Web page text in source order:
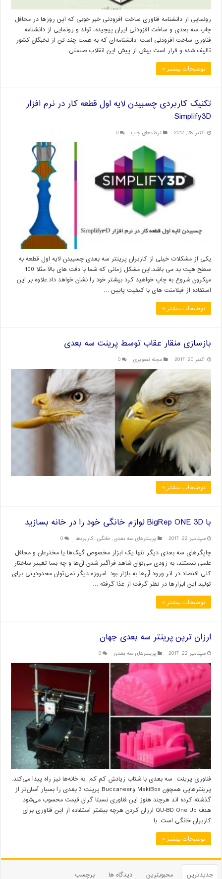
رونمایی از دانشنامه فناوری ساخت افزودنی خبر خوبی که این روزها در محافل
چاپ سه بعدی و ساخت افزودنی ایران پیچیده، تولد و رونمایی از دانشنامه
فناوری ساخت افزودنی است. دانشنامه‌ای که به همت چند تن از نخبگان کشور
تالیف شده و قرار است بیش از پیش این انقلاب صنعتی …
توضیحات بیشتر »
تکنیک کاربردی چسبیدن لایه اول قطعه کار در نرم افزار
Simplify3D
اکتبر 28, 2017 ترفندهای چاپ 0
یکی از مشکلات خیلی از کاربران پرینتر سه بعدی چسبیدن لایه اول قطعه به
سطح هیت بد می باشد.این مشکل زمانی که شما با دقت های بالا مثلا 100
میکرون شروع به چاپ خواهید کرد بیشتر خود را نشان خواهد داد.علاوه بر این
استفاده از فیلامنت های با کیفیت پایین …
توضیحات بیشتر »
بازسازی منقار عقاب توسط پرینت سه بعدی
اکتبر 20, 2017 مجله تصویری 0
توضیحات بیشتر »
با BigRep ONE 3D لوازم خانگی خود را در خانه بسازید
سپتامبر 22, 2017 پرینترهای سه بعدی,خانگی, کاربردها 0
چاپگرهای سه بعدی دیگر تنها یک ابزار مخصوص گیک‌ها یا مخترعان و محافل
علمی نیستند، به زودی می‌توان شاهد فراگیر شدن آن‌ها و چه بسا تغییر ساختار
کلی اقتصاد در اثر ورود آن‌ها به بازار بود. امروزه دیگر نمی‌توان محدودیتی برای
تولید این ابزارها در نظر گرفت از غذا گرفته …
توضیحات بیشتر »
ارزان ترین پرینتر سه بعدی جهان
سپتامبر 22, 2017 پرینترهای سه بعدی 0
فناوری پرینت سه بعدی با شتاب زیادش کم کم به خانه‌ها نیز راه پیدا می‌کند.
پرینترهایی همچون MakiBox وBuccaneer پرینت 3 بعدی را بسیار آسان‌تر از
گذشته کرده اند هرچند هنوز این فناوری نسبتا گران قیمت محسوب می‌شود.
هدف QU-BD One Up ارزان کردن هرچه بیشتر استفاده از این فناوری برای
کاربران خانگی است. با …
توضیحات بیشتر »
جدیدترین محبوبترین دیدگاه ها برچسب